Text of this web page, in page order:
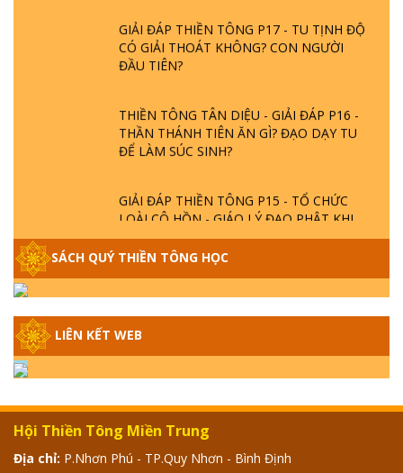
GIẢI ĐÁP THIỀN TÔNG P17 - TU TỊNH ĐỘ
CÓ GIẢI THOÁT KHÔNG? CON NGƯỜI
ĐẦU TIÊN?
THIỀN TÔNG TÂN DIỆU - GIẢI ĐÁP P16 -
THẦN THÁNH TIÊN ĂN GÌ? ĐẠO DẠY TU
ĐỂ LÀM SÚC SINH?
GIẢI ĐÁP THIỀN TÔNG P15 - TỔ CHỨC
LOÀI CÔ HỒN - GIÁO LÝ ĐẠO PHẬT KHI
GIẢI ĐÁP THIỀN TÔNG ĐẶC BIỆT - P14 -
NGUỒN GỐC ÂM LỊCH DƯƠNG LỊCH -
TẦNG BÌNH LƯU LỚN ĐẾN ĐÂU
CON NGƯỜI TU THÀNH PHẬT ĐƯỢC
GIẢI ĐÁP THIỀN TÔNG ĐẶC BIỆT - P12 -
SỰ THẬT VỀ ĐẠI HỒNG THỦY? TRỜI ĐÁNH
SÁCH QUÝ THIỀN TÔNG HỌC
LIÊN KẾT WEB
Hội Thiền Tông Miền Trung
Địa chỉ: P.Nhơn Phú - TP.Quy Nhơn - Bình Định